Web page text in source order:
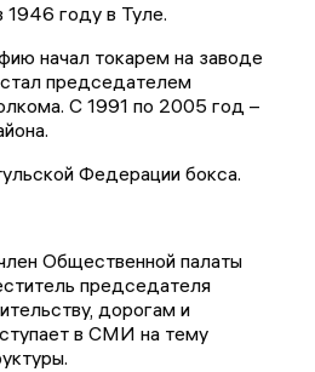
1946 году в Туле.
начал токарем на заводе
председателем
С 1991 по 2005 год –
Федерации бокса.
Общественной палаты
председателя
дорогам и
в СМИ на тему